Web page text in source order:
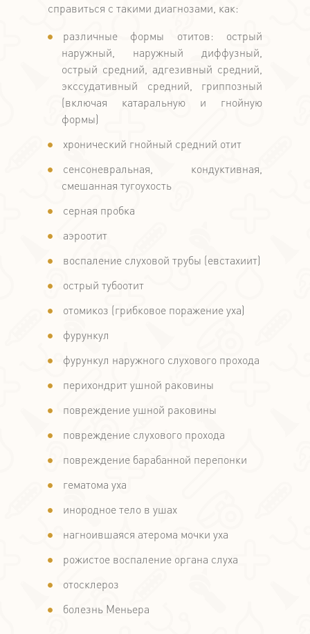
справиться с такими диагнозами, как:
различные формы отитов: острый
наружный, наружный диффузный,
острый средний, адгезивный средний,
экссудативный средний, гриппозный
(включая катаральную и гнойную
формы)
хронический гнойный средний отит
сенсоневральная, кондуктивная,
смешанная тугоухость
серная пробка
аэроотит
воспаление слуховой трубы (евстахиит)
острый тубоотит
отомикоз (грибковое поражение уха)
фурункул
фурункул наружного слухового прохода
перихондрит ушной раковины
повреждение ушной раковины
повреждение слухового прохода
повреждение барабанной перепонки
гематома уха
инородное тело в ушах
нагноившаяся атерома мочки уха
рожистое воспаление органа слуха
отосклероз
болезнь Меньера